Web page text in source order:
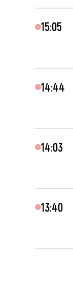
15:05
14:44
14:03
13:40